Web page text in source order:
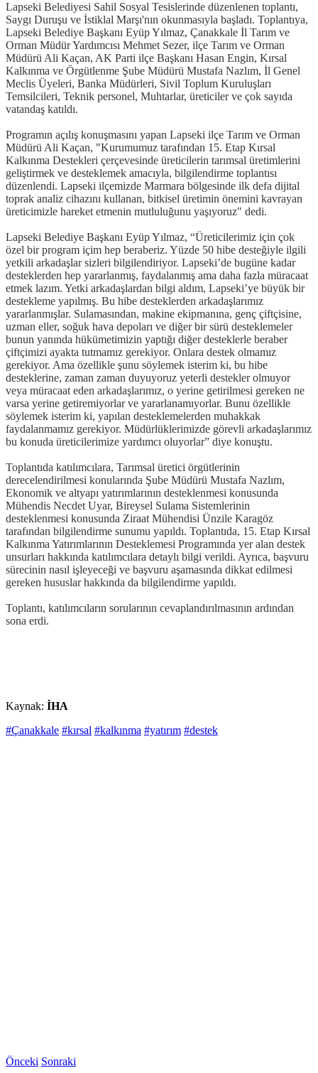
Lapseki Belediyesi Sahil Sosyal Tesislerinde düzenlenen toplantı,
Saygı Duruşu ve İstiklal Marşı'nın okunmasıyla başladı. Toplantıya,
Lapseki Belediye Başkanı Eyüp Yılmaz, Çanakkale İl Tarım ve
Orman Müdür Yardımcısı Mehmet Sezer, ilçe Tarım ve Orman
Müdürü Ali Kaçan, AK Parti ilçe Başkanı Hasan Engin, Kırsal
Kalkınma ve Örgütlenme Şube Müdürü Mustafa Nazlım, İl Genel
Meclis Üyeleri, Banka Müdürleri, Sivil Toplum Kuruluşları
Temsilcileri, Teknik personel, Muhtarlar, üreticiler ve çok sayıda
vatandaş katıldı.
Programın açılış konuşmasını yapan Lapseki ilçe Tarım ve Orman
Müdürü Ali Kaçan, "Kurumumuz tarafından 15. Etap Kırsal
Kalkınma Destekleri çerçevesinde üreticilerin tarımsal üretimlerini
geliştirmek ve desteklemek amacıyla, bilgilendirme toplantısı
düzenlendi. Lapseki ilçemizde Marmara bölgesinde ilk defa dijital
toprak analiz cihazını kullanan, bitkisel üretimin önemini kavrayan
üreticimizle hareket etmenin mutluluğunu yaşıyoruz" dedi.
Lapseki Belediye Başkanı Eyüp Yılmaz, “Üreticilerimiz için çok
özel bir program içim hep beraberiz. Yüzde 50 hibe desteğiyle ilgili
yetkili arkadaşlar sizleri bilgilendiriyor. Lapseki’de bugüne kadar
desteklerden hep yararlanmış, faydalanmış ama daha fazla müracaat
etmek lazım. Yetki arkadaşlardan bilgi aldım, Lapseki’ye büyük bir
destekleme yapılmış. Bu hibe desteklerden arkadaşlarımız
yararlanmışlar. Sulamasından, makine ekipmanına, genç çiftçisine,
uzman eller, soğuk hava depoları ve diğer bir sürü desteklemeler
bunun yanında hükümetimizin yaptığı diğer desteklerle beraber
çiftçimizi ayakta tutmamız gerekiyor. Onlara destek olmamız
gerekiyor. Ama özellikle şunu söylemek isterim ki, bu hibe
desteklerine, zaman zaman duyuyoruz yeterli destekler olmuyor
veya müracaat eden arkadaşlarımız, o yerine getirilmesi gereken ne
varsa yerine getiremiyorlar ve yararlanamıyorlar. Bunu özellikle
söylemek isterim ki, yapılan desteklemelerden muhakkak
faydalanmamız gerekiyor. Müdürlüklerimizde görevli arkadaşlarımız
bu konuda üreticilerimize yardımcı oluyorlar” diye konuştu.
Toplantıda katılımcılara, Tarımsal üretici örgütlerinin
derecelendirilmesi konularında Şube Müdürü Mustafa Nazlım,
Ekonomik ve altyapı yatırımlarının desteklenmesi konusunda
Mühendis Necdet Uyar, Bireysel Sulama Sistemlerinin
desteklenmesi konusunda Ziraat Mühendisi Ünzile Karagöz
tarafından bilgilendirme sunumu yapıldı. Toplantıda, 15. Etap Kırsal
Kalkınma Yatırımlarının Desteklemesi Programında yer alan destek
unsurları hakkında katılımcılara detaylı bilgi verildi. Ayrıca, başvuru
sürecinin nasıl işleyeceği ve başvuru aşamasında dikkat edilmesi
gereken hususlar hakkında da bilgilendirme yapıldı.
Toplantı, katılımcıların sorularının cevaplandırılmasının ardından
sona erdi.
Kaynak: İHA
#Çanakkale #kırsal #kalkınma #yatırım #destek
Önceki Sonraki